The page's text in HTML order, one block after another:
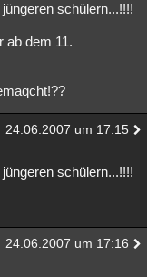
schülern...!!!!
ab dem 11.
24.06.2007 um 17:15
schülern...!!!!
24.06.2007 um 17:16